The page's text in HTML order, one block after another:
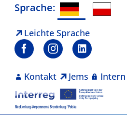
Zum
springen
Sprache:
Leichte Sprache
Kontakt Jems Intern